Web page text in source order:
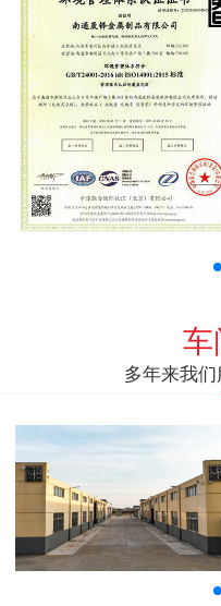
多年来我